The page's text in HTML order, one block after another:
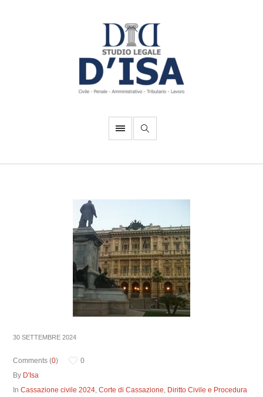
30 SETTEMBRE 2024
Comments (0)
0
By D'Isa
InCassazione civile 2024,Corte di Cassazione, Diritto Civile e Procedura